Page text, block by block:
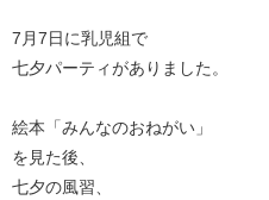
7月7日に乳児組で
七夕パーティがありました。
絵本「みんなのおねがい」
を見た後、
七夕の風習、